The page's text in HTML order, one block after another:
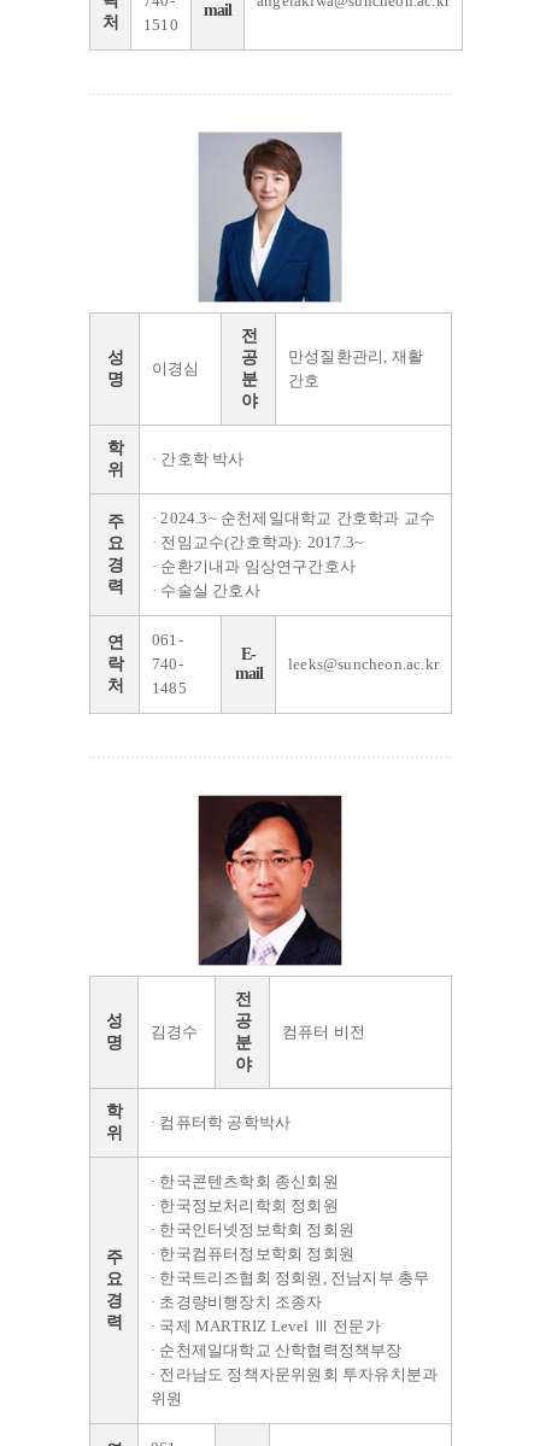
처
1510
mail
성
명
이경심
전
공
분
야
만성질환관리, 재활
간호
학
위
· 간호학 박사
주
요
경
력
· 2024.3~ 순천제일대학교 간호학과 교수
· 전임교수(간호학과): 2017.3~
· 순환기내과 임상연구간호사
· 수술실 간호사
연
락
처
061-
740-
1485
E-
mail
leeks@suncheon.ac.kr
성
명
김경수
전
공
분
야
컴퓨터 비전
학
위
· 컴퓨터학 공학박사
주
요
경
력
· 한국콘텐츠학회 종신회원
· 한국정보처리학회 정회원
· 한국인터넷정보학회 정회원
· 한국컴퓨터정보학회 정회원
· 한국트리즈협회 정회원, 전남지부 총무
· 초경량비행장치 조종자
· 국제 MARTRIZ Level Ⅲ 전문가
· 순천제일대학교 산학협력정책부장
· 전라남도 정책자문위원회 투자유치분과
위원